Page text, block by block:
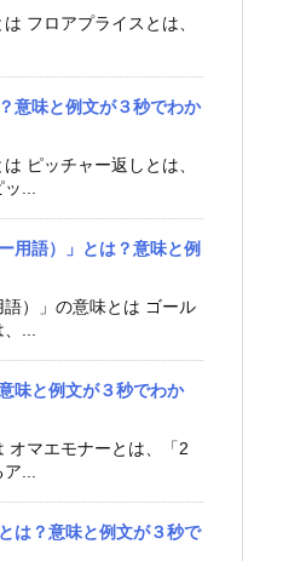
フロアプライスとは、
意味と例文が３秒でわか
ピッチャー返しとは、
...
用語）」とは？意味と例
語）」の意味とは ゴール
...
味と例文が３秒でわか
オマエモナーとは、「2
...
は？意味と例文が３秒で